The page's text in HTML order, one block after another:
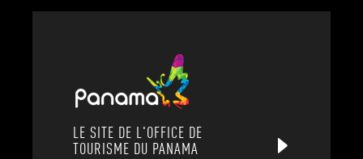
LE SITE DE L'OFFICE DE
TOURISME DU PANAMA